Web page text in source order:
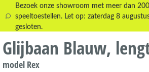
Bezoek onze showroom met meer dan
speeltoestellen. Let op: zaterdag 8
gesloten.
Glijbaan Blauw,
model Rex